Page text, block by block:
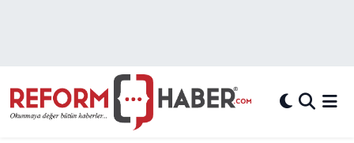
Hava Durumu